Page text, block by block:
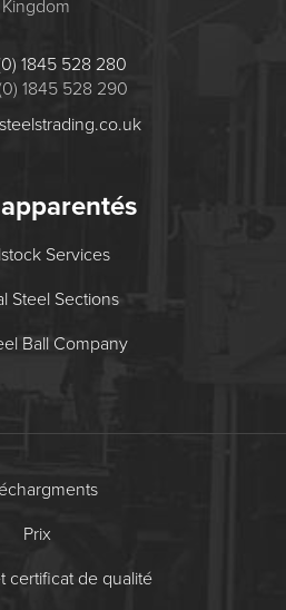
Kingdom
1845 528 280
1845 528 290
Services
Steel Sections
Ball Company
Prix
certificat de qualité